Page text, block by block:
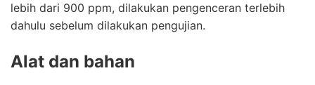
lebih dari 900 ppm, dilakukan pengenceran terlebih
dahulu sebelum dilakukan pengujian.
Alat dan bahan